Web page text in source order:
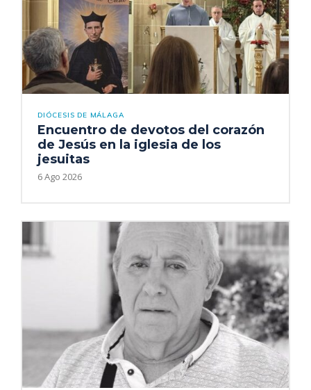
DIÓCESIS DE MÁLAGA
Encuentro de devotos del corazón
de Jesús en la iglesia de los
jesuitas
6 Ago 2026